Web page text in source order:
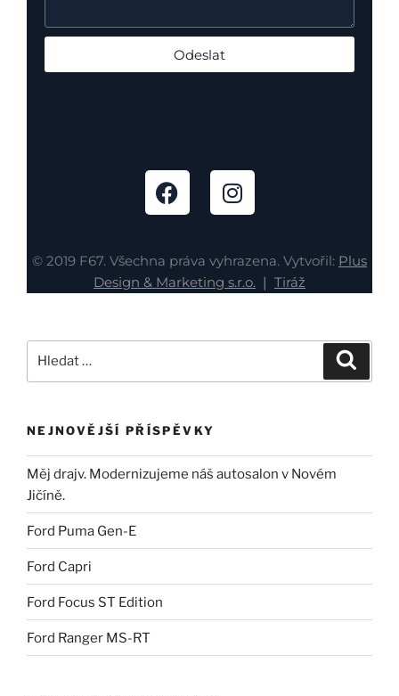
Odeslat
© 2019 F67. Všechna práva vyhrazena. Vytvořil: Plus
Design & Marketing s.r.o. ❘ Tiráž
NEJNOVĚJŠÍ PŘÍSPĚVKY
Měj drajv. Modernizujeme náš autosalon v Novém
Jičíně.
Ford Puma Gen-E
Ford Capri
Ford Focus ST Edition
Ford Ranger MS-RT